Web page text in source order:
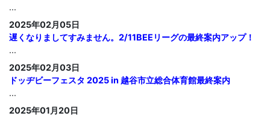
...
2025年02月05日
遅くなりましてすみません。2/11BEEリーグの最終案内アップ！
...
2025年02月03日
ドッヂビーフェスタ 2025 in 越谷市立総合体育館最終案内
...
2025年01月20日